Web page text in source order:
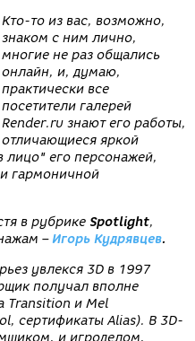
Кто-то из вас, возможно,
знаком с ним лично,
многие не раз общались
онлайн, и, думаю,
практически все
посетители галерей
Render.ru знают его работы,
отличающиеся яркой
лицо" его персонажей,
гармоничной
в рубрике Spotlight,
–Игорь Кудрявцев.
увлекся 3D в 1997
получал вполне
Transition и Mel
сертификаты Alias). В 3D-